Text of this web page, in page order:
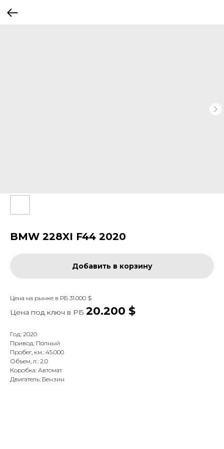
BMW 228XI F44 2020
Добавить в корзину
Цена на рынке в РБ 31.000 $
Цена под ключ в РБ 20.200 $
Год: 2020
Привод: Полный
Пробег, км.: 45.000
Объем, л.: 2.0
Коробка: Автомат
Двигатель: Бензин